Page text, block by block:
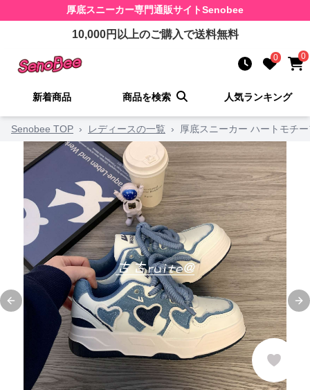
厚底スニーカー専門通販サイトSenobee
10,000円以上のご購入で送料無料
0 0
新着商品 商品を検索 人気ランキング
Senobee TOP › レディースの一覧 › 厚底スニーカー ハートモチ
Previous slide